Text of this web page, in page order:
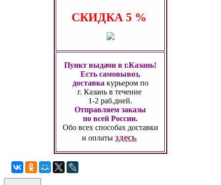
СКИДКА 5 %
Пункт выдачи в г.Казань!
Есть самовывоз,
доставка курьером по
г. Казань в течение
1-2 раб.дней.
Отправляем заказы
по всей России.
Обо всех способах доставки
и оплатыздесь